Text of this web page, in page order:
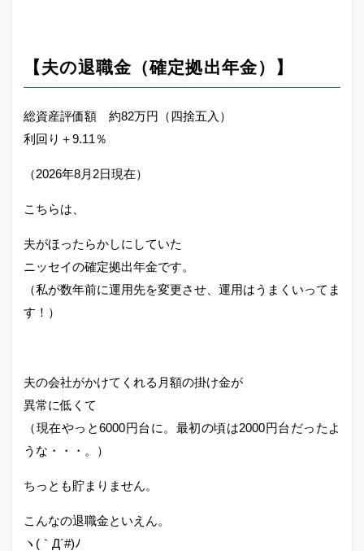
【夫の退職金（確定拠出年金） 】
総資産評価額 約82万円（四捨五入）
利回り＋9.11％
（2026年8月2日現在）
こちらは、
夫がほったらかしにしていた
ニッセイの確定拠出年金です。
（私が数年前に運用先を変更させ、運用はうまくいってま
す！）
夫の会社がかけてくれる月額の掛け金が
異常に低くて
（現在やっと6000円台に。最初の頃は2000円台だったよ
うな・・・。）
ちっとも貯まりません。
こんなの退職金といえん。
ヽ(｀Д´#)ﾉ